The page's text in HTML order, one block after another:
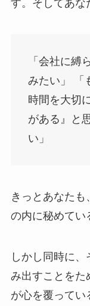
す。そしてあな
「会社に縛
みたい」 「
時間を大切
がある』と
い」
きっとあなた
の内に秘めてい
しかし同時に
み出すことをた
が心を覆ってい